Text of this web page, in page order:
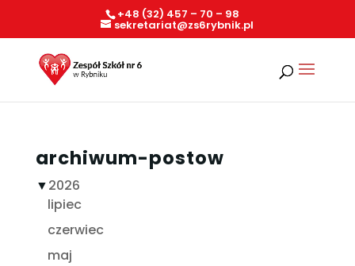
+48 (32) 457 – 70 – 98
sekretariat@zs6rybnik.pl
archiwum-postow
▼2026
lipiec
czerwiec
maj